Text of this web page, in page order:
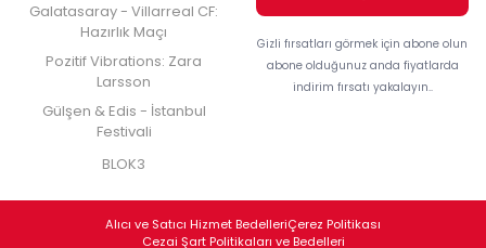
Galatasaray - Villarreal CF:
Hazırlık Maçı
Pozitif Vibrations: Zara
Larsson
Gülşen & Edis - İstanbul
Festivali
BLOK3
Gizli fırsatları görmek için abone olun
abone olduğunuz anda fiyatlarda
indirim fırsatı yakalayın..
Alıcı ve Satıcı Hizmet BedelleriÇerez Politikası
Cezai Şart Politikaları ve Bedelleri